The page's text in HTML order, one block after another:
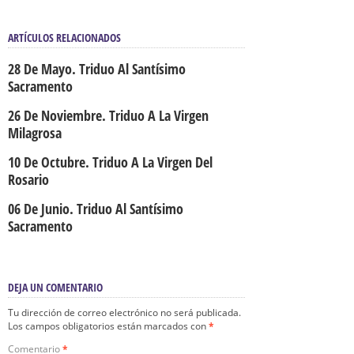
ARTÍCULOS RELACIONADOS
28 De Mayo. Triduo Al Santísimo
Sacramento
26 De Noviembre. Triduo A La Virgen
Milagrosa
10 De Octubre. Triduo A La Virgen Del
Rosario
06 De Junio. Triduo Al Santísimo
Sacramento
DEJA UN COMENTARIO
Tu dirección de correo electrónico no será publicada.
Los campos obligatorios están marcados con*
Comentario*